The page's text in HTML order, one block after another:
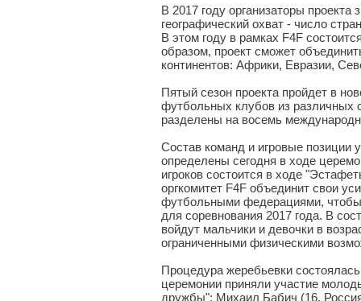
В 2017 году организаторы проекта
географический охват - число
В этом году в рамках F4F
образом, проект сможет
континентов: Африки, Евразии,
Пятый сезон проекта пройдет в
футбольных клубов из различных
разделены на восемь
Состав команд и игровые позиции
определены сегодня в ходе
игроков состоится в ходе
оргкомитет F4F объединит свои
футбольными федерациями,
для соревнования 2017 года. В
войдут мальчики и девочки в
ограниченными физическими
Процедура жеребьевки
церемонии приняли участие
дружбы": Михаил Бабич (16,